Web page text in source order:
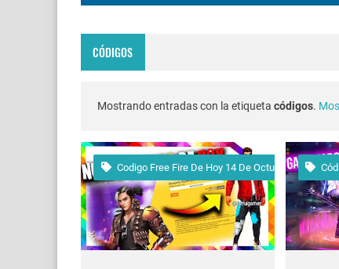
cuando fue mi
Cómo quitar la
Cómo poner
CÓDIGOS
Mostrando entradas con la etiqueta códigos.
Codigo Free Fire De Hoy 14 De Octubre